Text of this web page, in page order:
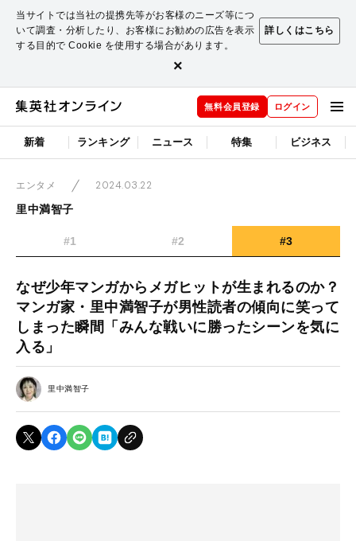
当サイトでは当社の提携先等がお客様のニーズ等につ
いて調査・分析したり、お客様にお勧めの広告を表示
する目的で Cookie を使用する場合があります。
詳しくはこちら
×
無料会員登録 ログイン
新着 ランキング ニュース 特集 ビジネス
エンタメ
2024.03.22
里中満智子
#1 #2 #3
なぜ少年マンガからメガヒットが生まれるのか？
マンガ家・里中満智子が男性読者の傾向に笑って
しまった瞬間「みんな戦いに勝ったシーンを気に
入る」
里中満智子